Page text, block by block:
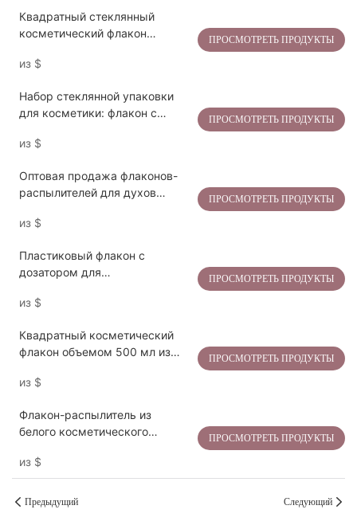
Квадратный стеклянный
косметический флакон
ромбовидным выступом и
из $
ПРОСМОТРЕТЬ ПРОДУКТЫ
Набор стеклянной упаковки
для косметики: флакон с
баночка и флакон с помпой.
из $
ПРОСМОТРЕТЬ ПРОДУКТЫ
Оптовая продажа флаконов-
распылителей для духов
мл из стекла под собственной
из полипропилена и помпой из
полипропилена и полиэтилена
из $
ПРОСМОТРЕТЬ ПРОДУКТЫ
Пластиковый флакон с
дозатором для
объемом 50 мл с двухслойной
из $
ПРОСМОТРЕТЬ ПРОДУКТЫ
Квадратный косметический
флакон объемом 500 мл из
поверхностью и эффектом
из $
ПРОСМОТРЕТЬ ПРОДУКТЫ
Флакон-распылитель из
белого косметического
из $
ПРОСМОТРЕТЬ ПРОДУКТЫ
Предыдущий Следующий